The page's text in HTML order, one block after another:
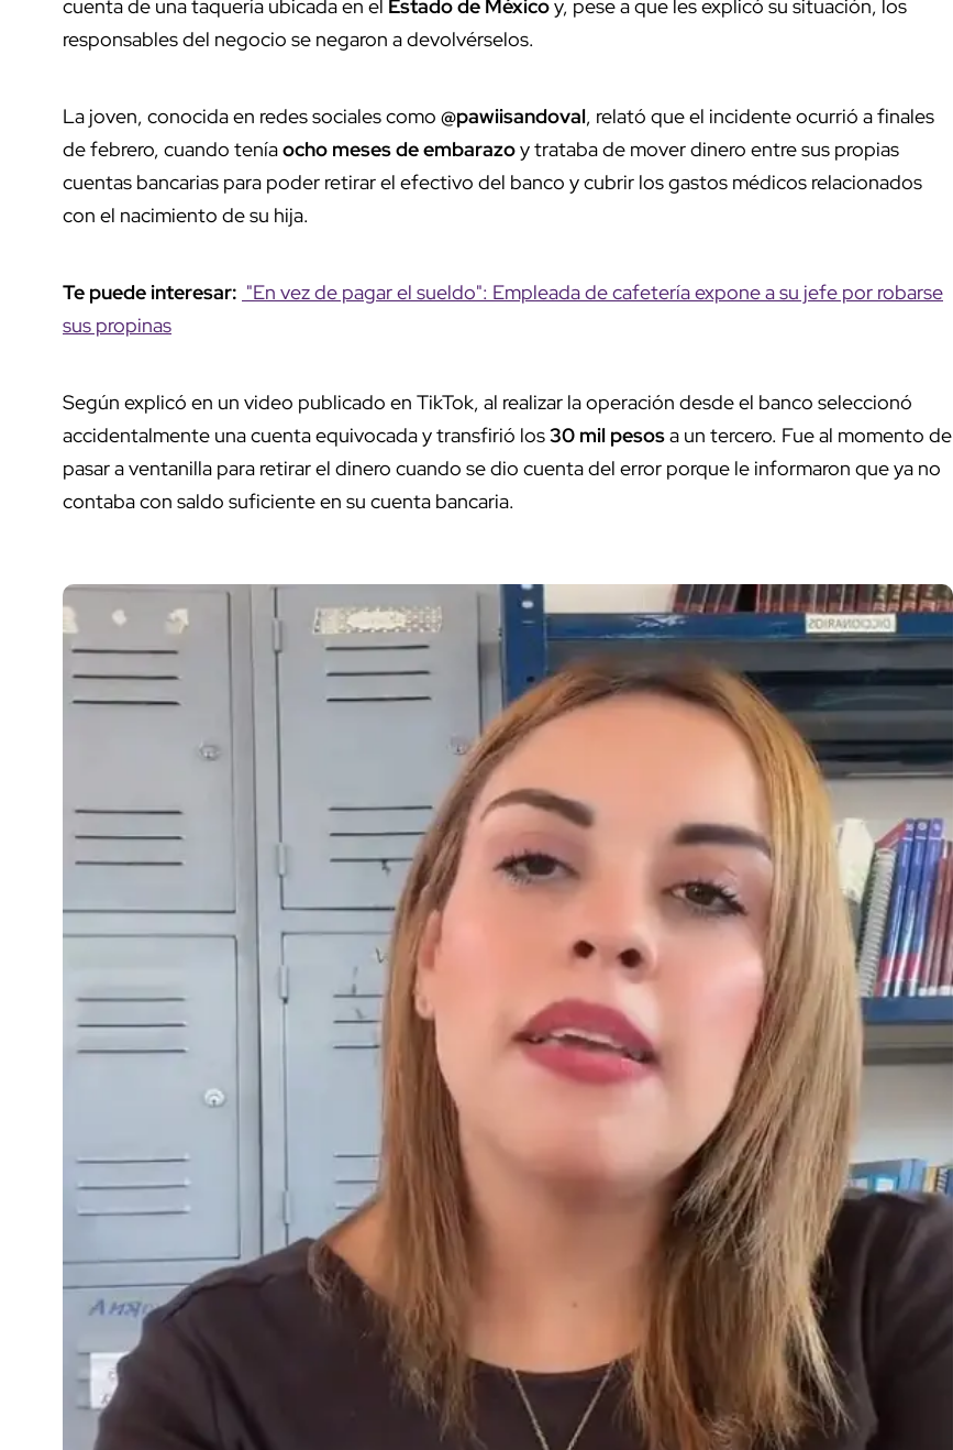
cuenta de una taquería ubicada en el Estado de Méxicoy, pese a que les explicó su situación, los
responsables del negocio se negaron a devolvérselos.
La joven, conocida en redes sociales como @pawiisandoval, relató que el incidente ocurrió a finales
de febrero, cuando teníaocho meses de embarazoy trataba de mover dinero entre sus propias
cuentas bancarias para poder retirar el efectivo del banco y cubrir los gastos médicos relacionados
con el nacimiento de su hija.
Te puede interesar: "En vez de pagar el sueldo": Empleada de cafetería expone a su jefe por robarse
sus propinas
Según explicó en un video publicado en TikTok, al realizar la operación desde el banco seleccionó
accidentalmente una cuenta equivocada y transfirió los30 mil pesosa un tercero. Fue al momento de
pasar a ventanilla para retirar el dinero cuando se dio cuenta del error porque le informaron que ya no
contaba con saldo suficiente en su cuenta bancaria.